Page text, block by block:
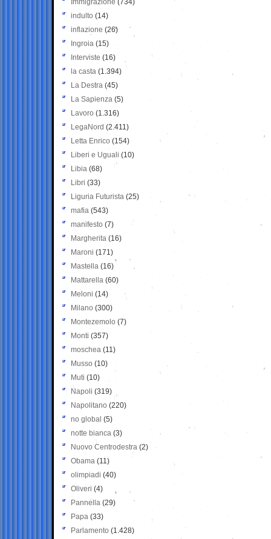
Immigrazione (734)
indulto (14)
inflazione (26)
Ingroia (15)
Interviste (16)
la casta (1.394)
La Destra (45)
La Sapienza (5)
Lavoro (1.316)
LegaNord (2.411)
Letta Enrico (154)
Liberi e Uguali (10)
Libia (68)
Libri (33)
Liguria Futurista (25)
mafia (543)
manifesto (7)
Margherita (16)
Maroni (171)
Mastella (16)
Mattarella (60)
Meloni (14)
Milano (300)
Montezemolo (7)
Monti (357)
moschea (11)
Musso (10)
Muti (10)
Napoli (319)
Napolitano (220)
no global (5)
notte bianca (3)
Nuovo Centrodestra (2)
Obama (11)
olimpiadi (40)
Oliveri (4)
Pannella (29)
Papa (33)
Parlamento (1.428)